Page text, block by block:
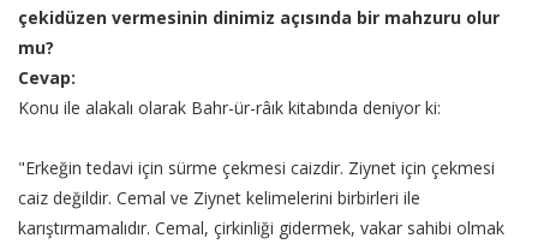
çekidüzen vermesinin dinimiz açısında bir mahzuru olur
mu?
Cevap:
Konu ile alakalı olarak Bahr-ür-râık kitabında deniyor ki:
"Erkeğin tedavi için sürme çekmesi caizdir. Ziynet için çekmesi
caiz değildir. Cemal ve Ziynet kelimelerini birbirleri ile
karıştırmamalıdır. Cemal, çirkinliği gidermek, vakar sahibi olmak